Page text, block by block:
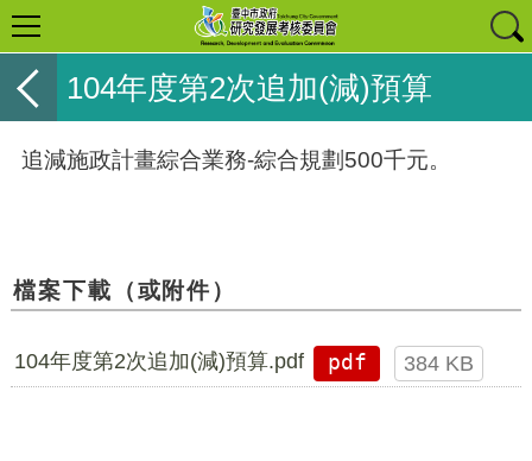
104年度第2次追加(減)預算
追減施政計畫綜合業務-綜合規劃500千元。
檔案下載（或附件）
104年度第2次追加(減)預算.pdf pdf 384 KB